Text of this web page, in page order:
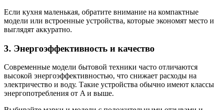
Если кухня маленькая, обратите внимание на компактные
модели или встроенные устройства, которые экономят место и
выглядят аккуратно.
3. Энергоэффективность и качество
Современные модели бытовой техники часто отличаются
высокой энергоэффективностью, что снижает расходы на
электричество и воду. Такие устройства обычно имеют классы
энергопотребления от A и выше.